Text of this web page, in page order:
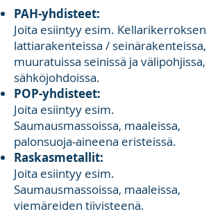
PAH-yhdisteet:
Joita esiintyy esim. Kellarikerroksen
lattiarakenteissa / seinärakenteissa,
muuratuissa seinissä ja välipohjissa,
sähköjohdoissa.
POP-yhdisteet:
Joita esiintyy esim.
Saumausmassoissa, maaleissa,
palonsuoja-aineena eristeissä.
Raskasmetallit:
Joita esiintyy esim.
Saumausmassoissa, maaleissa,
viemäreiden tiivisteenä.